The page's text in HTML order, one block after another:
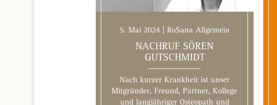
5. Mai 2024 | RoSana Allgemein
NACHRUF SÖREN
GUTSCHMIDT
Nach kurzer Krankheit ist unser
Mitgründer, Freund, Partner, Kollege
und langjähriger Osteopath und